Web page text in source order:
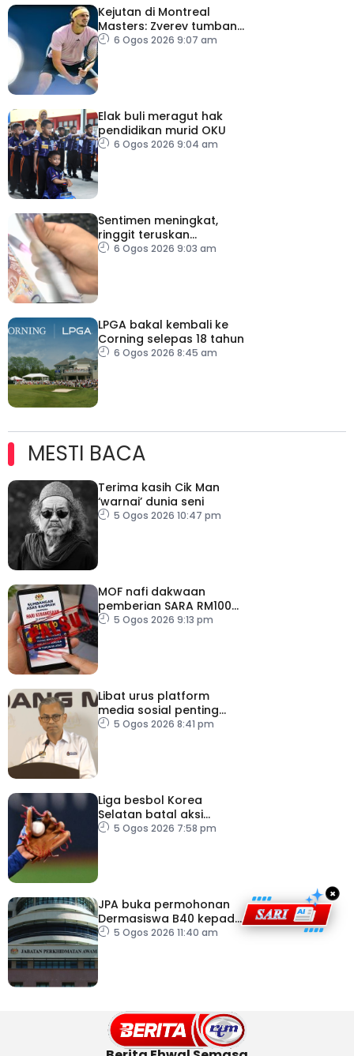
Kejutan di Montreal
Masters: Zverev tumbang,
Auger-Aliasime tarik diri
6 Ogos 2026 9:07 am
Elak buli meragut hak
pendidikan murid OKU
6 Ogos 2026 9:04 am
Sentimen meningkat,
ringgit teruskan
momentum mengukuh
6 Ogos 2026 9:03 am
LPGA bakal kembali ke
Corning selepas 18 tahun
6 Ogos 2026 8:45 am
MESTI BACA
Terima kasih Cik Man
‘warnai’ dunia seni
5 Ogos 2026 10:47 pm
MOF nafi dakwaan
pemberian SARA RM100
sempena Hari
5 Ogos 2026 9:13 pm
Libat urus platform
media sosial penting
bendung perbuatan
5 Ogos 2026 8:41 pm
Liga besbol Korea
Selatan batal aksi
susulan gelombang haba
5 Ogos 2026 7:58 pm
JPA buka permohonan
Dermasiswa B40 kepada
lepasan SPM
5 Ogos 2026 11:40 am
×